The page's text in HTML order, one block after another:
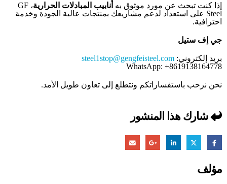
إذا كنت تبحث عن مورد موثوق به أنابيب المبادلات الحرارية ، GF
Steel على استعداد لدعم مشاريعك بمنتجات عالية الجودة وخدمة
احترافية.
جي إف ستيل
بريد إلكتروني: steel1stop@gengfeisteel.com
WhatsApp: +8619138164778
نحن نرحب باستفساراتكم ونتطلع إلى تعاون طويل الأمد.
شارك هذا المنشور
مؤلف